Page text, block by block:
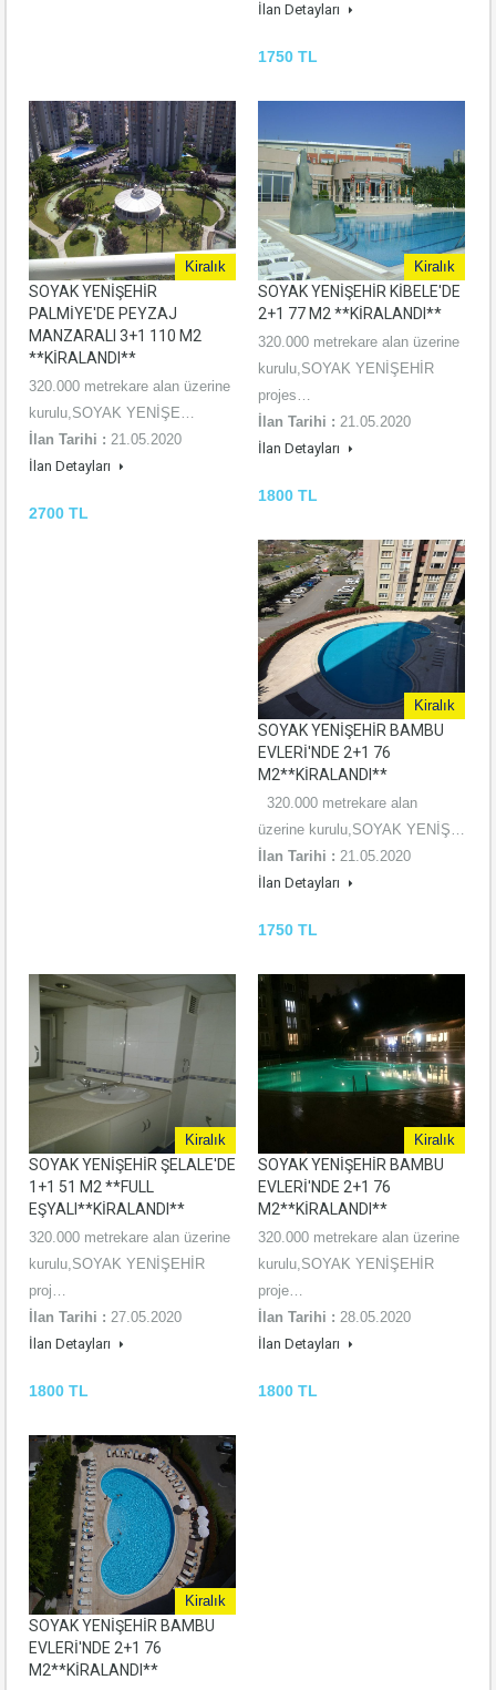
İlan Detayları
1750 TL
Kiralık
SOYAK YENİŞEHİR
PALMİYE'DE PEYZAJ
MANZARALI 3+1 110 M2
**KİRALANDI**
320.000 metrekare alan üzerine
kurulu,SOYAK YENİŞE…
İlan Tarihi : 21.05.2020
İlan Detayları
2700 TL
Kiralık
SOYAK YENİŞEHİR KİBELE'DE
2+1 77 M2 **KİRALANDI**
320.000 metrekare alan üzerine
kurulu,SOYAK YENİŞEHİR
projes…
İlan Tarihi : 21.05.2020
İlan Detayları
1800 TL
Kiralık
SOYAK YENİŞEHİR BAMBU
EVLERİ'NDE 2+1 76
M2**KİRALANDI**
320.000 metrekare alan
üzerine kurulu,SOYAK YENİŞ…
İlan Tarihi : 21.05.2020
İlan Detayları
1750 TL
Kiralık
SOYAK YENİŞEHİR ŞELALE'DE
1+1 51 M2 **FULL
EŞYALI**KİRALANDI**
320.000 metrekare alan üzerine
kurulu,SOYAK YENİŞEHİR
proj…
İlan Tarihi : 27.05.2020
İlan Detayları
1800 TL
Kiralık
SOYAK YENİŞEHİR BAMBU
EVLERİ'NDE 2+1 76
M2**KİRALANDI**
320.000 metrekare alan üzerine
kurulu,SOYAK YENİŞEHİR
proje…
İlan Tarihi : 28.05.2020
İlan Detayları
1800 TL
Kiralık
SOYAK YENİŞEHİR BAMBU
EVLERİ'NDE 2+1 76
M2**KİRALANDI**